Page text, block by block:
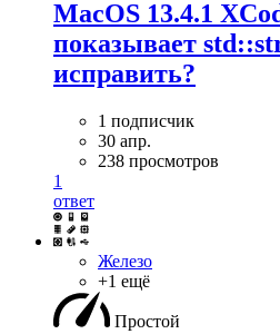
MacOS 13.4.1
показывает
исправить?
1 подписчик
30 апр.
238 просмотров
1
ответ
Железо
+1 ещё
Простой